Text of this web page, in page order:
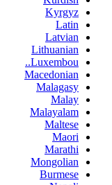
Kyrgyz
Latin
Latvian
Lithuanian
Luxembou..
Macedonian
Malagasy
Malay
Malayalam
Maltese
Maori
Marathi
Mongolian
Burmese